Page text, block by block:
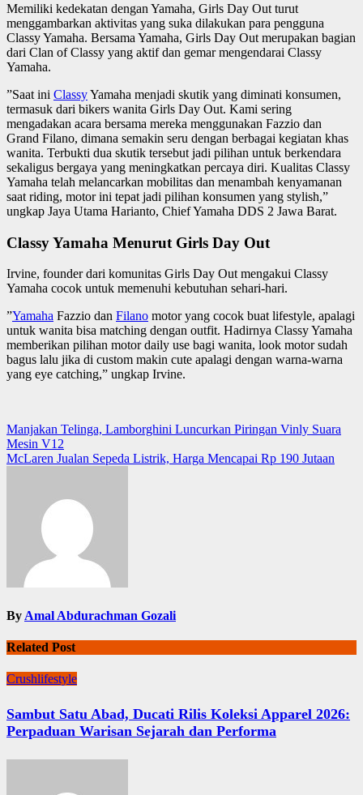
Memiliki kedekatan dengan Yamaha, Girls Day Out turut
menggambarkan aktivitas yang suka dilakukan para pengguna
Classy Yamaha. Bersama Yamaha, Girls Day Out merupakan bagian
dari Clan of Classy yang aktif dan gemar mengendarai Classy
Yamaha.
”Saat ini ClassyYamaha menjadi skutik yang diminati konsumen,
termasuk dari bikers wanita Girls Day Out. Kami sering
mengadakan acara bersama mereka menggunakan Fazzio dan
Grand Filano, dimana semakin seru dengan berbagai kegiatan khas
wanita. Terbukti dua skutik tersebut jadi pilihan untuk berkendara
sekaligus bergaya yang meningkatkan percaya diri. Kualitas Classy
Yamaha telah melancarkan mobilitas dan menambah kenyamanan
saat riding, motor ini tepat jadi pilihan konsumen yang stylish,”
ungkap Jaya Utama Harianto, Chief Yamaha DDS 2 Jawa Barat.
Classy Yamaha Menurut Girls Day Out
Irvine, founder dari komunitas Girls Day Out mengakui Classy
Yamaha cocok untuk memenuhi kebutuhan sehari-hari.
”Yamaha Fazzio dan Filano motor yang cocok buat lifestyle, apalagi
untuk wanita bisa matching dengan outfit. Hadirnya Classy Yamaha
memberikan pilihan motor daily use bagi wanita, look motor sudah
bagus lalu jika di custom makin cute apalagi dengan warna-warna
yang eye catching,” ungkap Irvine.
Navigasi
pos
Manjakan Telinga, Lamborghini Luncurkan Piringan Vinly Suara
Mesin V12
McLaren Jualan Sepeda Listrik, Harga Mencapai Rp 190 Jutaan
By Amal Abdurachman Gozali
Related Post
Crushlifestyle
Sambut Satu Abad, Ducati Rilis Koleksi Apparel 2026:
Perpaduan Warisan Sejarah dan Performa